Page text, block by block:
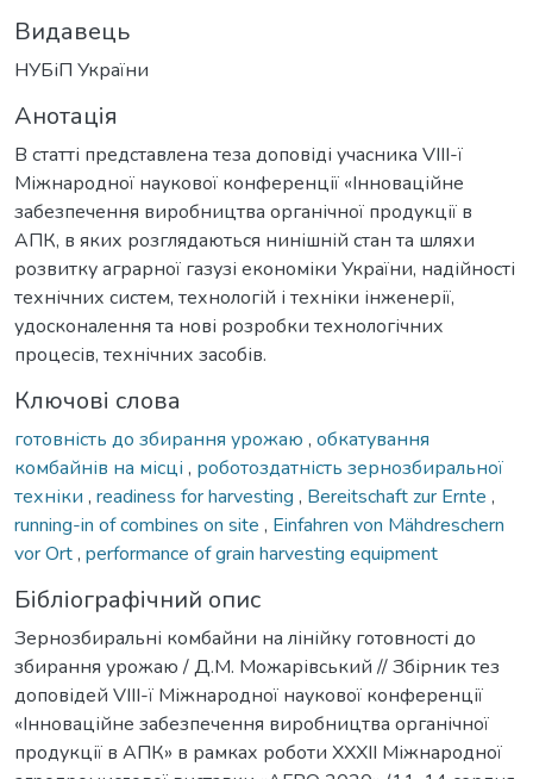
Видавець
НУБіП України
Анотація
В статті представлена теза доповіді учасника VIІІ-ї
Міжнародної наукової конференції «Інноваційне
забезпечення виробництва органічної продукції в
АПК, в яких розглядаються нинішній стан та шляхи
розвитку аграрної газузі економіки України, надійності
технічних систем, технологій і техніки інженерії,
удосконалення та нові розробки технологічних
процесів, технічних засобів.
Ключові слова
готовність до збирання урожаю , обкатування
комбайнів на місці , роботоздатність зернозбиральної
техніки , readiness for harvesting , Bereitschaft zur Ernte ,
running-in of combines on site , Einfahren von Mähdreschern
vor Ort, performance of grain harvesting equipment
Бібліографічний опис
Зернозбиральні комбайни на лінійку готовності до
збирання урожаю / Д.М. Можарівський // Збірник тез
доповідей VIII-ї Міжнародної наукової конференції
«Інноваційне забезпечення виробництва органічної
продукції в АПК» в рамках роботи XXXII Міжнародної